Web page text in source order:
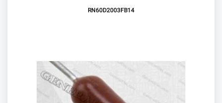
RN60D2003FB14